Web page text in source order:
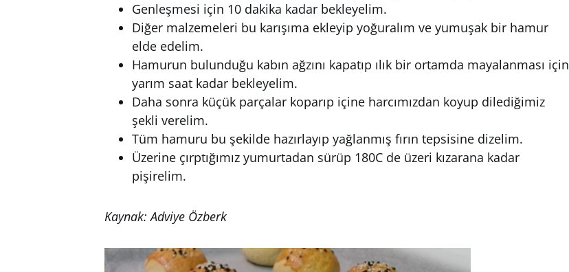
Genleşmesi için 10 dakika kadar bekleyelim.
Diğer malzemeleri bu karışıma ekleyip yoğuralım ve yumuşak bir hamur
elde edelim.
Hamurun bulunduğu kabın ağzını kapatıp ılık bir ortamda mayalanması için
yarım saat kadar bekleyelim.
Daha sonra küçük parçalar koparıp içine harcımızdan koyup dilediğimiz
şekli verelim.
Tüm hamuru bu şekilde hazırlayıp yağlanmış fırın tepsisine dizelim.
Üzerine çırptığımız yumurtadan sürüp 180C de üzeri kızarana kadar
pişirelim.
Kaynak: Adviye Özberk